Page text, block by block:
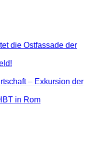
die Ostfassade der
– Exkursion der
in Rom